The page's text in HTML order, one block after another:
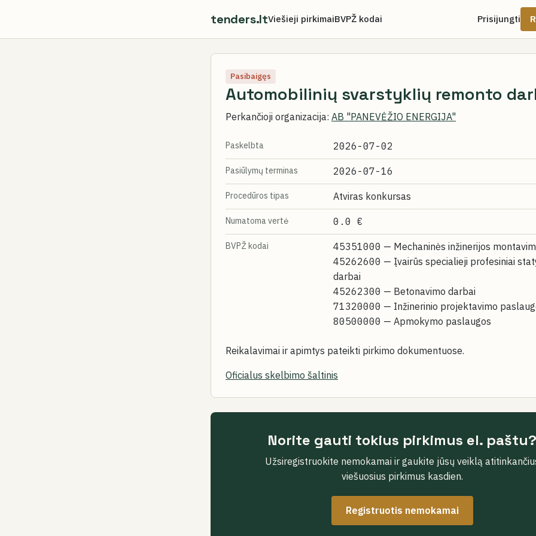
tenders.ltViešieji pirkimaiBVPŽ kodai Prisijungti
Pasibaigęs
Automobilinių svarstyklių remonto
Perkančioji organizacija: AB "PANEVĖŽIO ENERGIJA"
Paskelbta 2026-07-02
Pasiūlymų terminas 2026-07-16
Procedūros tipas Atviras konkursas
Numatoma vertė 0.0 €
BVPŽ kodai 45351000 — Mechaninės inžinerijos
45262600 — Įvairūs specialieji profesiniai
darbai
45262300 — Betonavimo darbai
71320000 — Inžinerinio projektavimo
80500000 — Apmokymo paslaugos
Reikalavimai ir apimtys pateikti pirkimo dokumentuose.
Oficialus skelbimo šaltinis
Norite gauti tokius pirkimus el. paštu?
Užsiregistruokite nemokamai ir gaukite jūsų veiklą
viešuosius pirkimus kasdien.
Registruotis nemokamai